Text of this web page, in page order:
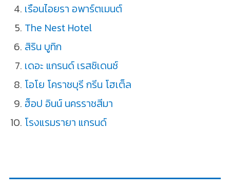
เรือนไอยรา อพาร์ตเมนต์
The Nest Hotel
สิริน บูทิก
เดอะ แกรนด์ เรสซิเดนซ์
โอโย โคราชบุรี กรีน โฮเต็ล
ฮ็อป อินน์ นครราชสีมา
โรงแรมรายา แกรนด์